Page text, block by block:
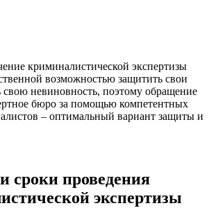
криминалистической экспертизы
возможностью защитить свои
свою невиновность, поэтому обращение
бюро за помощью компетентных
– оптимальный вариант защиты и
сроки проведения
экспертизы